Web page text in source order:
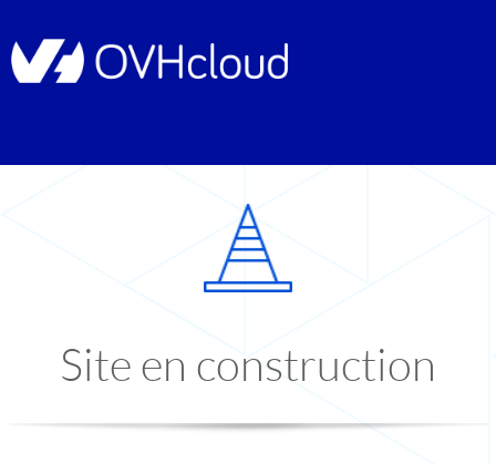
Site en construction